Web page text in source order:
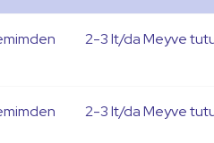
2-3 lt/da Meyve
2-3 lt/da Meyve